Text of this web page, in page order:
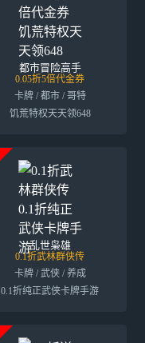
都市冒险高手
0.05折5倍代金券
卡牌 / 都市 / 哥特
饥荒特权天天领648
乱世枭雄
0.1折武林群侠传
卡牌 / 武侠 / 养成
0.1折纯正武侠卡牌手游